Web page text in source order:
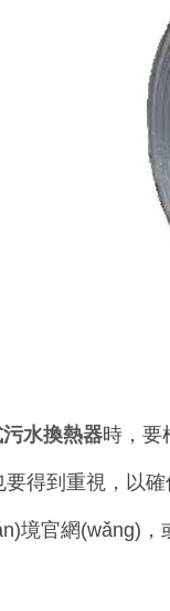
水換熱器時
得到重視，以
官網(wǎng)，